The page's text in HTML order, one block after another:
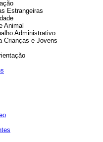
Estrangeiras
Animal
Administrativo
Crianças e Jovens